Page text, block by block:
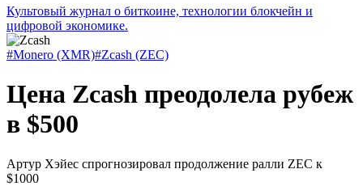
Культовый журнал о биткоине, технологии блокчейн и
цифровой экономике.
#Monero (XMR)#Zcash (ZEC)
Цена Zcash преодолела рубеж
в $500
Артур Хэйес спрогнозировал продолжение ралли ZEC к
$1000